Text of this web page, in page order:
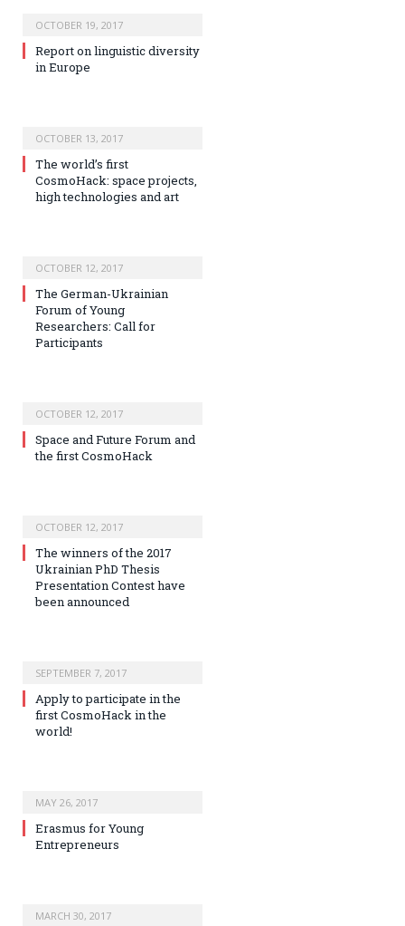
OCTOBER 19, 2017
Report on linguistic diversity
in Europe
OCTOBER 13, 2017
The world’s first
CosmoHack: space projects,
high technologies and art
OCTOBER 12, 2017
The German-Ukrainian
Forum of Young
Researchers: Call for
Participants
OCTOBER 12, 2017
Space and Future Forum and
the first CosmoHack
OCTOBER 12, 2017
The winners of the 2017
Ukrainian PhD Thesis
Presentation Contest have
been announced
SEPTEMBER 7, 2017
Apply to participate in the
first CosmoHack in the
world!
MAY 26, 2017
Erasmus for Young
Entrepreneurs
MARCH 30, 2017